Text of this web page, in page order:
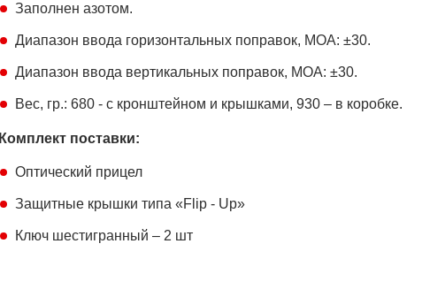
Заполнен азотом.
Диапазон ввода горизонтальных поправок, МОА: ±30.
Диапазон ввода вертикальных поправок, МОА: ±30.
Вес, гр.: 680 - с кронштейном и крышками, 930 – в коробке.
Комплект поставки:
Оптический прицел
Защитные крышки типа «Flip - Up»
Ключ шестигранный – 2 шт